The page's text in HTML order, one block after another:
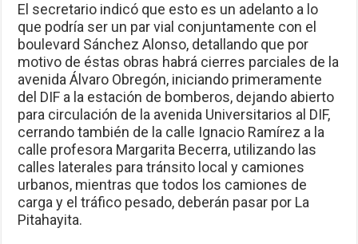
El secretario indicó que esto es un adelanto a lo
que podría ser un par vial conjuntamente con el
boulevard Sánchez Alonso, detallando que por
motivo de éstas obras habrá cierres parciales de la
avenida Álvaro Obregón, iniciando primeramente
del DIF a la estación de bomberos, dejando abierto
para circulación de la avenida Universitarios al DIF,
cerrando también de la calle Ignacio Ramírez a la
calle profesora Margarita Becerra, utilizando las
calles laterales para tránsito local y camiones
urbanos, mientras que todos los camiones de
carga y el tráfico pesado, deberán pasar por La
Pitahayita.